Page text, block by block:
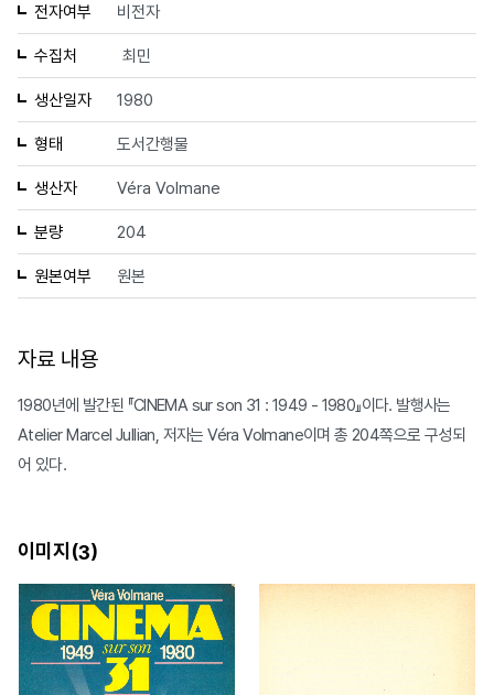
전자여부 비전자
수집처 최민
생산일자 1980
형태 도서간행물
생산자 Véra Volmane
분량 204
원본여부 원본
자료 내용
1980년에 발간된 『CINEMA sur son 31 : 1949 - 1980』이다. 발행사는
Atelier Marcel Jullian, 저자는 Véra Volmane이며 총 204쪽으로 구성되
어 있다.
이미지(3)